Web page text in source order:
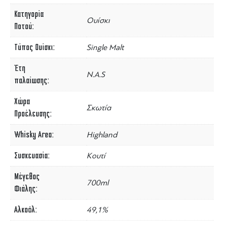
Κατηγορία
Ποτού
Ουίσκι
Τύπος Ουίσκι Single Malt
Έτη
παλαίωσης
N.A.S
Χώρα
Προέλευσης
Σκωτία
Whisky Area Highland
Συσκευασία Κουτί
Μέγεθος
Φιάλης
700ml
Αλκοόλ 49,1%